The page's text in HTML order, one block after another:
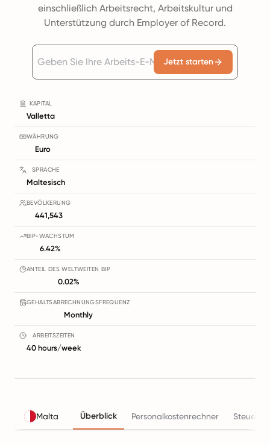
einschließlich Arbeitsrecht, Arbeitskultur und
Unterstützung durch Employer of Record.
Jetzt starten
KAPITAL
Valletta
WÄHRUNG
Euro
SPRACHE
Maltesisch
BEVÖLKERUNG
441,543
BIP-WACHSTUM
6.42%
ANTEIL DES WELTWEITEN BIP
0.02%
GEHALTSABRECHNUNGSFREQUENZ
Monthly
ARBEITSZEITEN
40 hours/week
Malta Überblick Personalkostenrechner Steuern